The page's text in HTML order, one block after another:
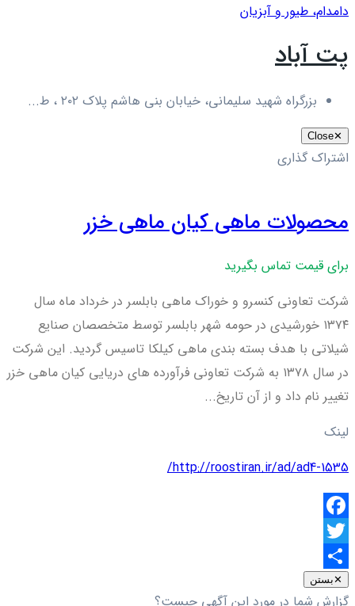
دامدام، طیور و آبزیان
پت آباد
بزرگراه شهید سلیمانی، خیابان بنی هاشم پلاک ۲۰۲ ، ط...
✕
Close
اشتراک گذاری
محصولات ماهی کیان ماهی خزر
برای قیمت تماس بگیرید
شرکت تعاونی کنسرو و خوراک ماهی بابلسر در خرداد ماه سال
۱۳۷۴ خورشیدی در حومه شهر بابلسر توسط متخصصان صنایع
شیلاتی با هدف بسته بندی ماهی کیلکا تاسیس گردید. این شرکت
در سال ۱۳۷۸ به شرکت تعاونی فرآورده های دریایی کیان ماهی خزر
تغییر نام داد و از آن تاریخ...
لینک
http://roostiran.ir/ad/ad4-1535/
Facebook
Twitter
اشتراک
✕بستن
گزارش شما در مورد این آگهی چیست؟